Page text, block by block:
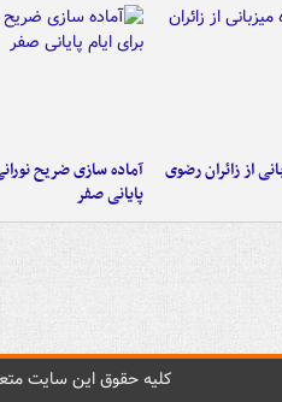
از زائران رضوی
آماده سازی ضریح
پایانی صفر
کليه حقوق اين سايت